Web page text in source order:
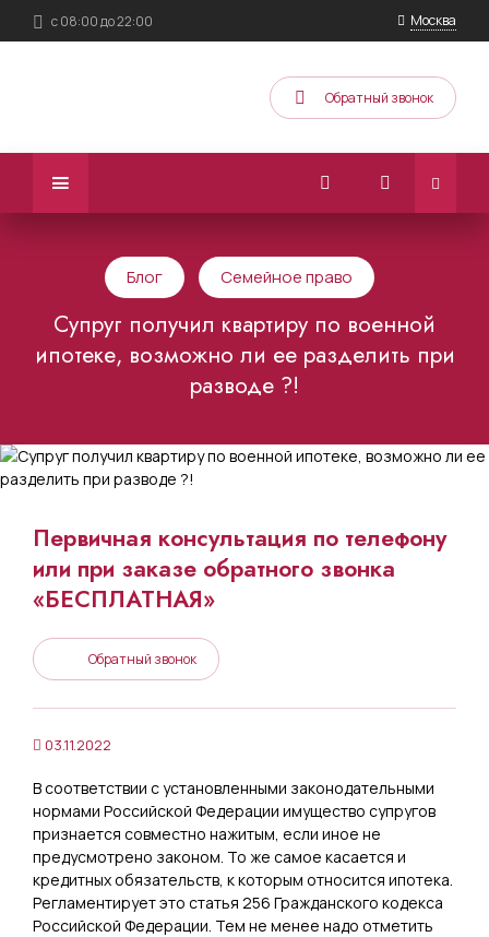
с 08:00 до 22:00 Москва
Обратный звонок
Блог Семейное право
Супруг получил квартиру по военной
ипотеке, возможно ли ее разделить при
разводе ?!
Первичная консультация по телефону
или при заказе обратного звонка
«БЕСПЛАТНАЯ»
Обратный звонок
03.11.2022
В соответствии с установленными законодательными
нормами Российской Федерации имущество супругов
признается совместно нажитым, если иное не
предусмотрено законом. То же самое касается и
кредитных обязательств, к которым относится ипотека.
Регламентирует это статья 256 Гражданского кодекса
Российской Федерации. Тем не менее надо отметить